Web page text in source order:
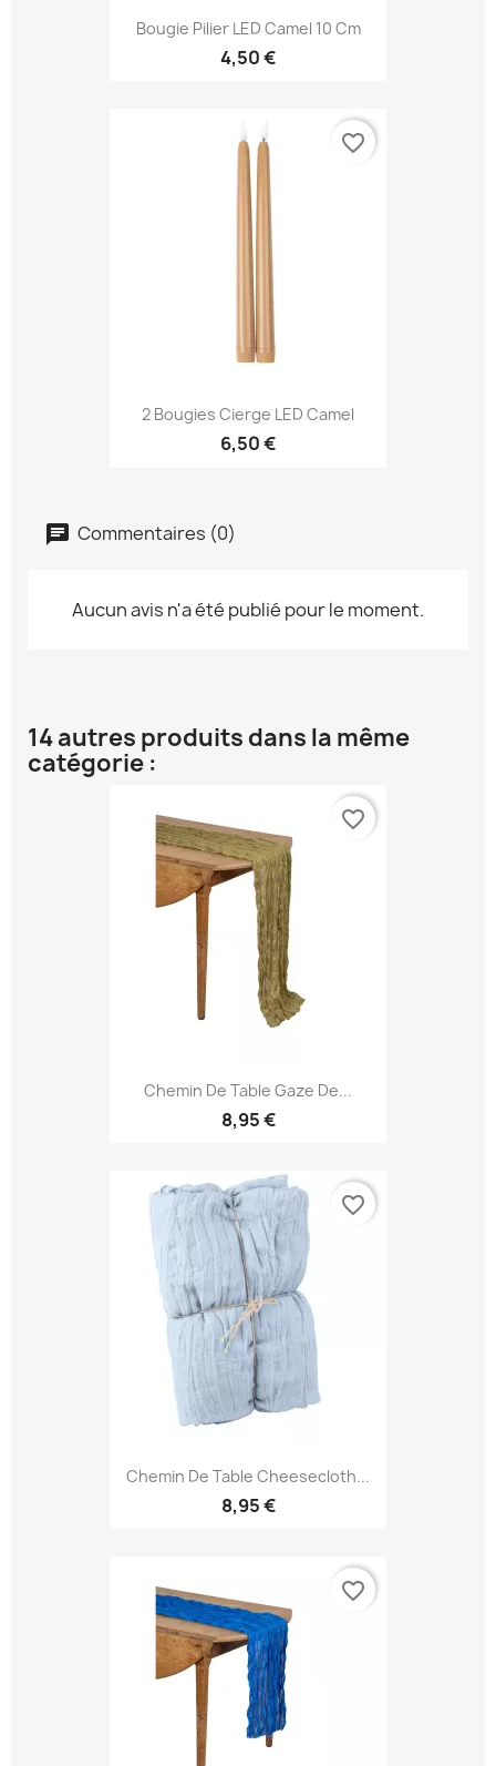
Bougie Pilier LED Camel 10 Cm
4,50 €
2 Bougies Cierge LED Camel
6,50 €
favorite_border
Commentaires (0)
Aucun avis n'a été publié pour le moment.
14 autres produits dans la même
catégorie :
Chemin De Table Gaze De...
8,95 €
favorite_border
Chemin De Table Cheesecloth...
8,95 €
favorite_border
favorite_border